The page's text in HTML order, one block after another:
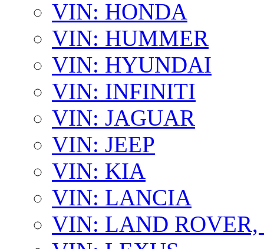
VIN: HONDA
VIN: HUMMER
VIN: HYUNDAI
VIN: INFINITI
VIN: JAGUAR
VIN: JEEP
VIN: KIA
VIN: LANCIA
VIN: LAND ROVER,